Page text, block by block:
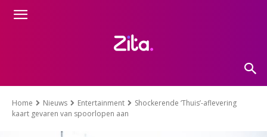
Home Nieuws Entertainment
Shockerende ‘Thuis’-aflevering
kaart gevaren van spoorlopen aan